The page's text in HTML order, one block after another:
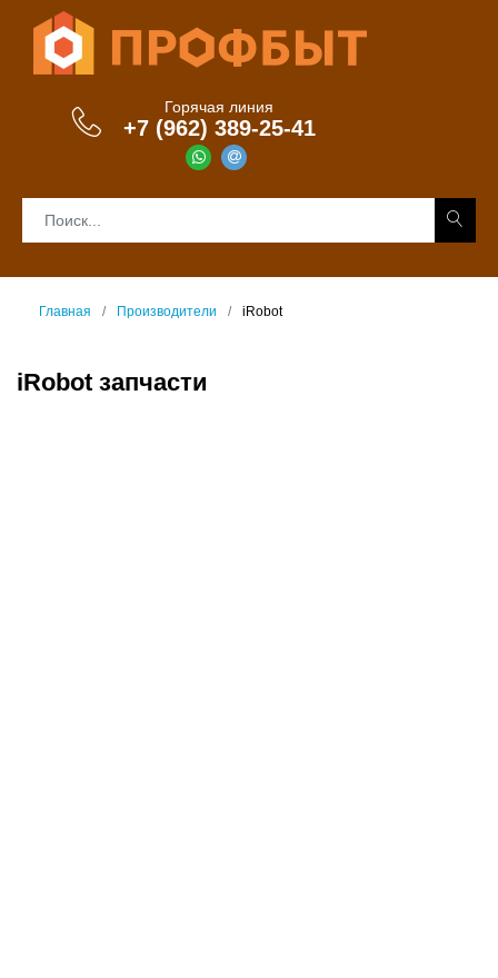
Горячая линия
+7 (962) 389-25-41
Главная Производители iRobot
iRobot запчасти